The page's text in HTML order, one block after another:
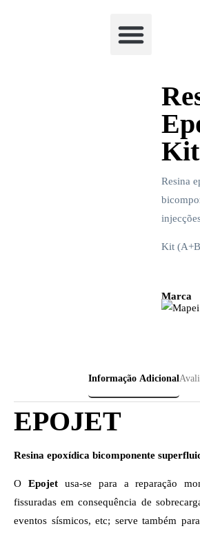
Kit
Resina
Kit
Marca
Informação Adicional
EPOJET
Resina epoxídica bicomponente
O Epojetusa-se para a reparação
fissuradas em consequência de
eventos sísmicos, etc; serve também